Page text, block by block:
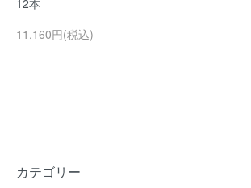
12本
11,160円(税込)
カテゴリー